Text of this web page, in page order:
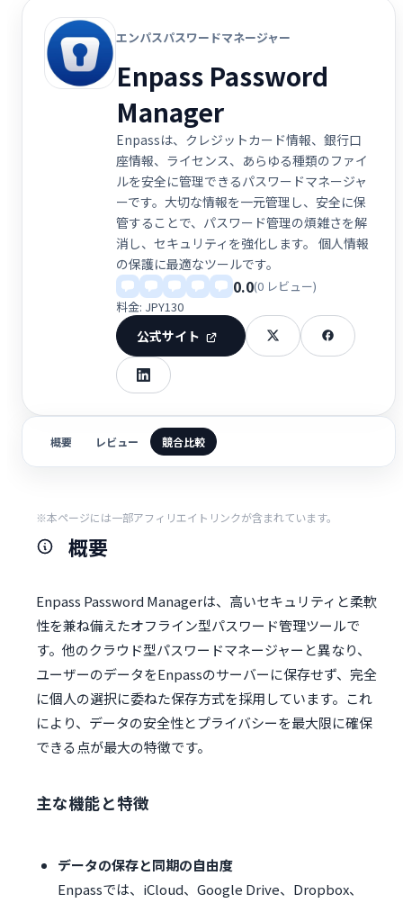
エンパスパスワードマネージャー
Enpass Password
Manager
Enpassは、クレジットカード情報、銀行口
座情報、ライセンス、あらゆる種類のファイ
ルを安全に管理できるパスワードマネージャ
ーです。大切な情報を一元管理し、安全に保
管することで、パスワード管理の煩雑さを解
消し、セキュリティを強化します。 個人情報
の保護に最適なツールです。
0.0(0 レビュー)
料金: JPY130
公式サイト
概要 レビュー 競合比較
※本ページには一部アフィリエイトリンクが含まれています。
概要
Enpass Password Managerは、高いセキュリティと柔軟
性を兼ね備えたオフライン型パスワード管理ツールで
す。他のクラウド型パスワードマネージャーと異なり、
ユーザーのデータをEnpassのサーバーに保存せず、完全
に個人の選択に委ねた保存方式を採用しています。これ
により、データの安全性とプライバシーを最大限に確保
できる点が最大の特徴です。
主な機能と特徴
データの保存と同期の自由度
Enpassでは、iCloud、Google Drive、Dropbox、